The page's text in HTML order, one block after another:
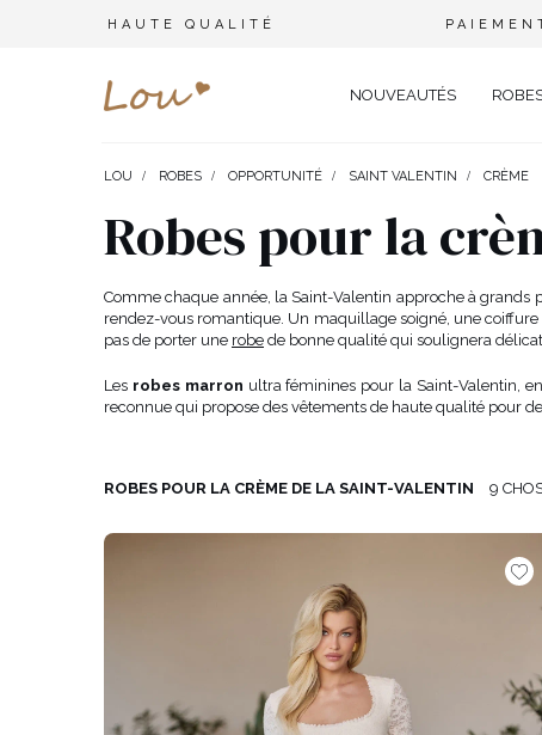
HAUTE QUALITÉ
NOUVEAUTÉS
FÊTE DE MARIAGE
MARIAGE
BAPTÊME
NOËL
BAL DE PROMO
COMMUNION
ÉVASÉ
SAISON / TISSU
COMBINAISONS
T-SHIRTS
COSTUMES
VOIR TOUS
BRANCHES
CEINTURES
BIJOUX
CHAPEAUX D'HIVER
VOIR TOUS
LOU ROBES OPPORTUNITÉ SAINT VALENTIN CRÈME
Robes pour la
Comme chaque année, la Saint-Valentin approche à grands
rendez-vous romantique. Un maquillage soigné, une
pas de porter une robe de bonne qualité qui soulignera
Les robes marron ultra féminines pour la Saint-Valentin,
reconnue qui propose des vêtements de haute qualité pour
ROBES POUR LA CRÈME DE LA SAINT-VALENTIN 9